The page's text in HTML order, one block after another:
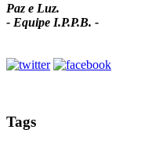
Paz e Luz.
- Equipe I.P.P.B. -
Tags